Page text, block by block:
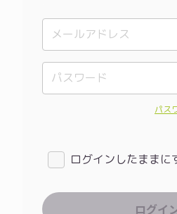
パス
ログインしたままに